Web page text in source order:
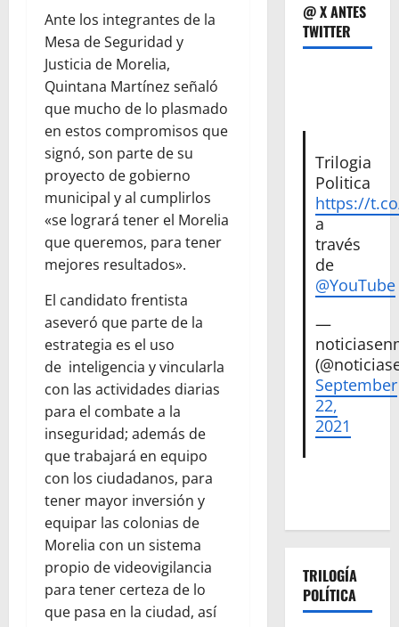
Ante los integrantes de la
Mesa de Seguridad y
Justicia de Morelia,
Quintana Martínez señaló
que mucho de lo plasmado
en estos compromisos que
signó, son parte de su
proyecto de gobierno
municipal y al cumplirlos
«se logrará tener el Morelia
que queremos, para tener
mejores resultados».
El candidato frentista
aseveró que parte de la
estrategia es el uso
de inteligencia y vincularla
con las actividades diarias
para el combate a la
inseguridad; además de
que trabajará en equipo
con los ciudadanos, para
tener mayor inversión y
equipar las colonias de
Morelia con un sistema
propio de videovigilancia
para tener certeza de lo
que pasa en la ciudad, así
@ X ANTES
TWITTER
Trilogia
Politica
https://
a
través
de
@YouTube
—
September
22,
2021
TRILOGÍA
POLÍTICA